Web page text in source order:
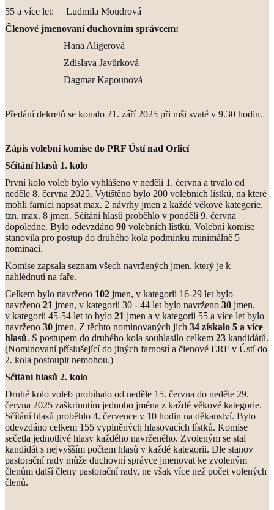
55 a více let: Ludmila Moudrová
Členové jmenovaní duchovním správcem:
Hana Aligerová
Zdislava Javůrková
Dagmar Kapounová
Předání dekretů se konalo 21. září 2025 při mši svaté v 9.30 hodin.
Zápis volební komise do PRF Ústí nad Orlicí
Sčítání hlasů 1. kolo
První kolo voleb bylo vyhlášeno v neděli 1. června a trvalo od
neděle 8. června 2025. Vytištěno bylo 200 volebních lístků, na které
mohli farníci napsat max. 2 návrhy jmen z každé věkové kategorie,
tzn. max. 8 jmen. Sčítání hlasů proběhlo v pondělí 9. června
dopoledne. Bylo odevzdáno 90 volebních lístků. Volební komise
stanovila pro postup do druhého kola podmínku minimálně 5
nominací.
Komise zapsala seznam všech navržených jmen, který je k
nahlédnutí na faře.
Celkem bylo navrženo 102 jmen, v kategorii 16-29 let bylo
navrženo 21 jmen, v kategorii 30 - 44 let bylo navrženo 30 jmen,
v kategorii 45-54 let to bylo 21 jmen a v kategorii 55 a více let bylo
navrženo 30 jmen. Z těchto nominovaných jich 34 získalo 5 a více
hlasů. S postupem do druhého kola souhlasilo celkem 23 kandidátů.
(Nominovaní příslušející do jiných farností a členové ERF v Ústí do
2. kola postoupit nemohou.)
Sčítání hlasů 2. kolo
Druhé kolo voleb probíhalo od neděle 15. června do neděle 29.
června 2025 zaškrtnutím jednoho jména z každé věkové kategorie.
Sčítání hlasů proběhlo 4. července v 10 hodin na děkanství. Bylo
odevzdáno celkem 155 vyplněných hlasovacích lístků. Komise
sečetla jednotlivé hlasy každého navrženého. Zvoleným se stal
kandidát s nejvyšším počtem hlasů v každé kategorii. Dle stanov
pastorační rady může duchovní správce jmenovat ke zvoleným
členům další členy pastorační rady, ne však více než počet volených
členů.